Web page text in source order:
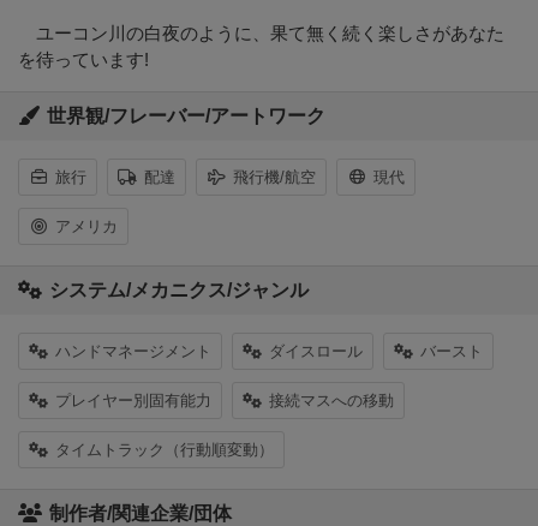
ユーコン川の白夜のように、果て無く続く楽しさがあなた
を待っています!
世界観/フレーバー/アートワーク
旅行 配達 飛行機/航空 現代
アメリカ
システム/メカニクス/ジャンル
ハンドマネージメント ダイスロール バースト
プレイヤー別固有能力 接続マスへの移動
タイムトラック（行動順変動）
制作者/関連企業/団体